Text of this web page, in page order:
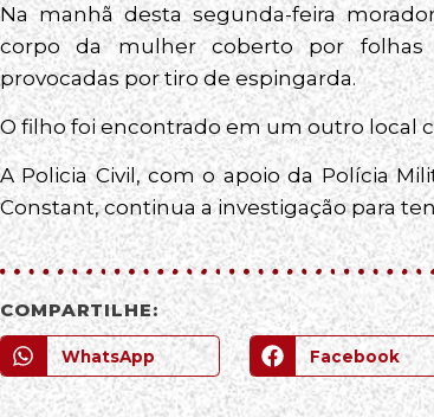
Na manhã desta segunda-feira
corpo da mulher coberto por folhas
provocadas por tiro de espingarda.
O filho foi encontrado em um outro local
A Policia Civil, com o apoio da Polícia
Constant, continua a investigação para
COMPARTILHE:
WhatsApp Facebook